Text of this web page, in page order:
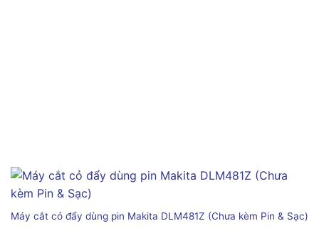
Máy cắt cỏ đẩy dùng pin Makita DLM481Z (Chưa kèm Pin & Sạc)